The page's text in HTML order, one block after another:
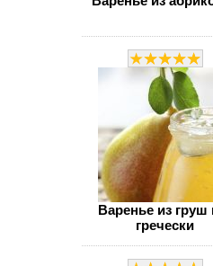
Варенье из груш
гречески